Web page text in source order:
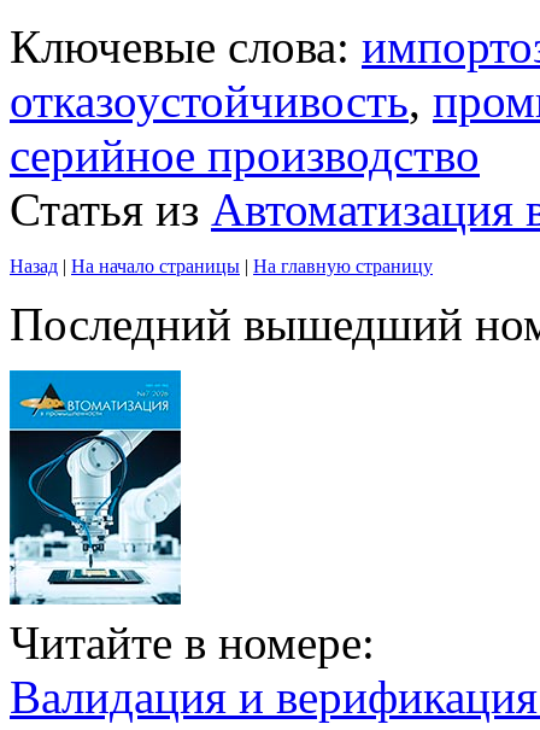
Ключевые слова:
отказоустойчивость,
серийное производство
Статья из
Назад | На начало страницы | На главную страницу
Последний вышедший
Читайте в номере:
Валидация и